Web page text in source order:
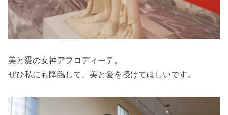
美と愛の女神アフロディーテ。
ぜひ私にも降臨して、美と愛を授けてほしいです。